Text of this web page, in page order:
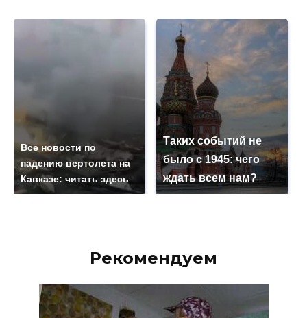
Все новости по
падению вертолета на
Кавказе: читать здесь
Таких событий не
было с 1945: чего
ждать всем нам?
Рекомендуем